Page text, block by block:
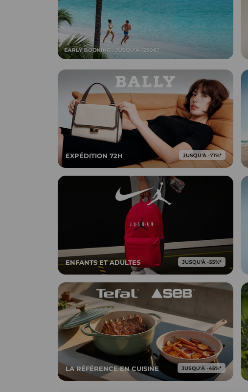
EXPÉDITION 72H
ENFANTS ET ADULTES
LA RÉFÉRENCE EN CUISINE